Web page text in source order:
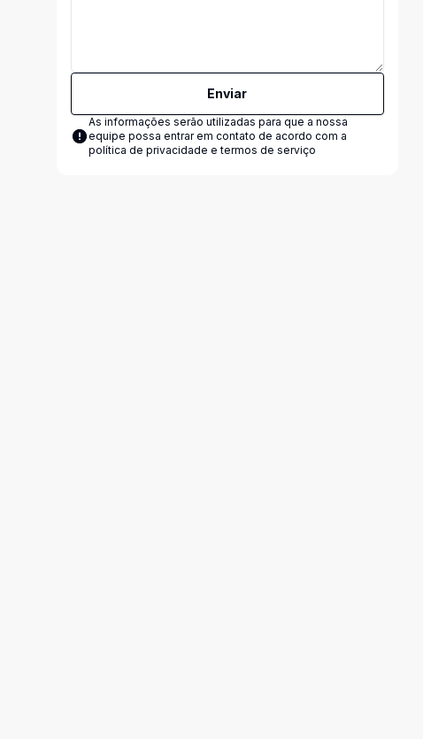
Enviar
As informações serão utilizadas para que a nossa
equipe possa entrar em contato de acordo com a
política de privacidade e termos de serviço